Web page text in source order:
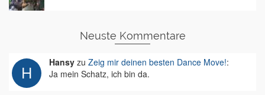
Neuste Kommentare
Hansy zu Zeig mir deinen besten Dance Move!:
Ja mein Schatz, ich bin da.